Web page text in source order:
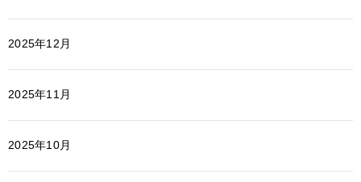
2025年12月
2025年11月
2025年10月